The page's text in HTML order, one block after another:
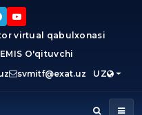
virtual qabulxonasi
O'qituvchi
svmitf@exat.uz UZ